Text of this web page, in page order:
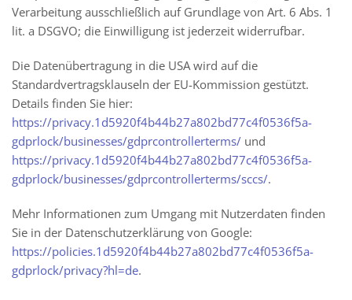
Verarbeitung ausschließlich auf Grundlage von Art. 6 Abs. 1
lit. a DSGVO; die Einwilligung ist jederzeit widerrufbar.
Die Datenübertragung in die USA wird auf die
Standardvertragsklauseln der EU-Kommission gestützt.
Details finden Sie hier:
https://privacy.1d5920f4b44b27a802bd77c4f0536f5a-
gdprlock/businesses/gdprcontrollerterms/ und
https://privacy.1d5920f4b44b27a802bd77c4f0536f5a-
gdprlock/businesses/gdprcontrollerterms/sccs/.
Mehr Informationen zum Umgang mit Nutzerdaten finden
Sie in der Datenschutzerklärung von Google:
https://policies.1d5920f4b44b27a802bd77c4f0536f5a-
gdprlock/privacy?hl=de.